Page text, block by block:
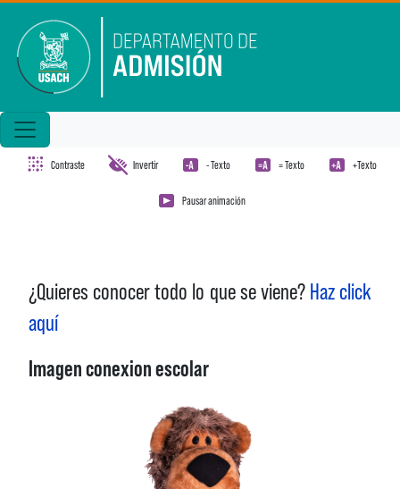
Contraste Invertir - Texto = Texto +Texto
Pausar animación
¿Quieres conocer todo lo que se viene? Haz click
aquí
Imagen conexion escolar